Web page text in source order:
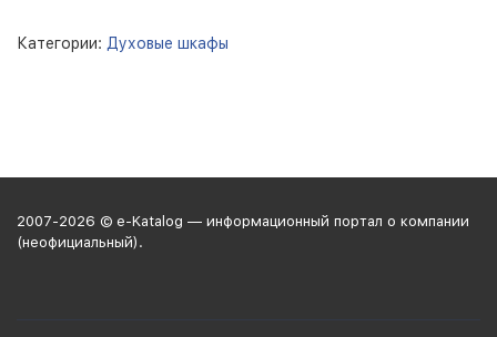
Категории: Духовые шкафы
2007-2026 © e-Katalog — информационный портал о компании
(неофициальный).